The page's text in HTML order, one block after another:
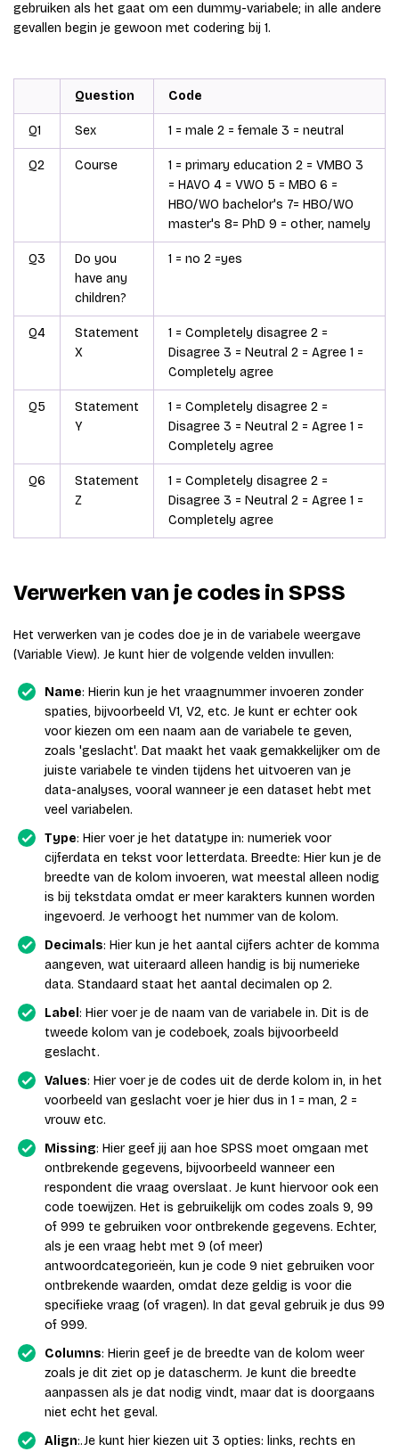
gebruiken als het gaat om een dummy-variabele; in alle andere
gevallen begin je gewoon met codering bij 1.
Question Code
Q1 Sex 1 = male 2 = female 3 = neutral
Q2 Course
1 = primary education 2 = VMBO 3
= HAVO 4 = VWO 5 = MBO 6 =
HBO/WO bachelor's 7= HBO/WO
master's 8= PhD 9 = other, namely
Q3
Do you
have any
children?
1 = no 2 =yes
Q4
Statement
X
1 = Completely disagree 2 =
Disagree 3 = Neutral 2 = Agree 1 =
Completely agree
Q5
Statement
Y
1 = Completely disagree 2 =
Disagree 3 = Neutral 2 = Agree 1 =
Completely agree
Q6
Statement
Z
1 = Completely disagree 2 =
Disagree 3 = Neutral 2 = Agree 1 =
Completely agree
Verwerken van je codes in SPSS
Het verwerken van je codes doe je in de variabele weergave
(Variable View). Je kunt hier de volgende velden invullen:
Name: Hierin kun je het vraagnummer invoeren zonder
spaties, bijvoorbeeld V1, V2, etc. Je kunt er echter ook
voor kiezen om een naam aan de variabele te geven,
zoals 'geslacht'. Dat maakt het vaak gemakkelijker om de
juiste variabele te vinden tijdens het uitvoeren van je
data-analyses, vooral wanneer je een dataset hebt met
veel variabelen.
Type: Hier voer je het datatype in: numeriek voor
cijferdata en tekst voor letterdata. Breedte: Hier kun je de
breedte van de kolom invoeren, wat meestal alleen nodig
is bij tekstdata omdat er meer karakters kunnen worden
ingevoerd. Je verhoogt het nummer van de kolom.
Decimals: Hier kun je het aantal cijfers achter de komma
aangeven, wat uiteraard alleen handig is bij numerieke
data. Standaard staat het aantal decimalen op 2.
Label : Hier voer je de naam van de variabele in. Dit is de
tweede kolom van je codeboek, zoals bijvoorbeeld
geslacht.
Values: Hier voer je de codes uit de derde kolom in, in het
voorbeeld van geslacht voer je hier dus in 1 = man, 2 =
vrouw etc.
Missing: Hier geef jij aan hoe SPSS moet omgaan met
ontbrekende gegevens, bijvoorbeeld wanneer een
respondent die vraag overslaat. Je kunt hiervoor ook een
code toewijzen. Het is gebruikelijk om codes zoals 9, 99
of 999 te gebruiken voor ontbrekende gegevens. Echter,
als je een vraag hebt met 9 (of meer)
antwoordcategorieën, kun je code 9 niet gebruiken voor
ontbrekende waarden, omdat deze geldig is voor die
specifieke vraag (of vragen). In dat geval gebruik je dus 99
of 999.
Columns: Hierin geef je de breedte van de kolom weer
zoals je dit ziet op je datascherm. Je kunt die breedte
aanpassen als je dat nodig vindt, maar dat is doorgaans
niet echt het geval.
Align:.Je kunt hier kiezen uit 3 opties: links, rechts en